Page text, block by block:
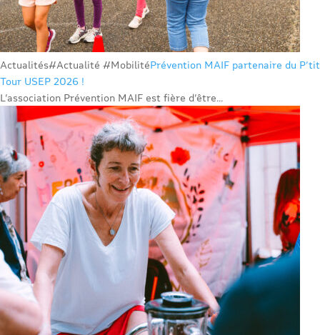
Actualités#Actualité #MobilitéPrévention MAIF partenaire du P’tit
Tour USEP 2026 !
L’association Prévention MAIF est fière d’être...